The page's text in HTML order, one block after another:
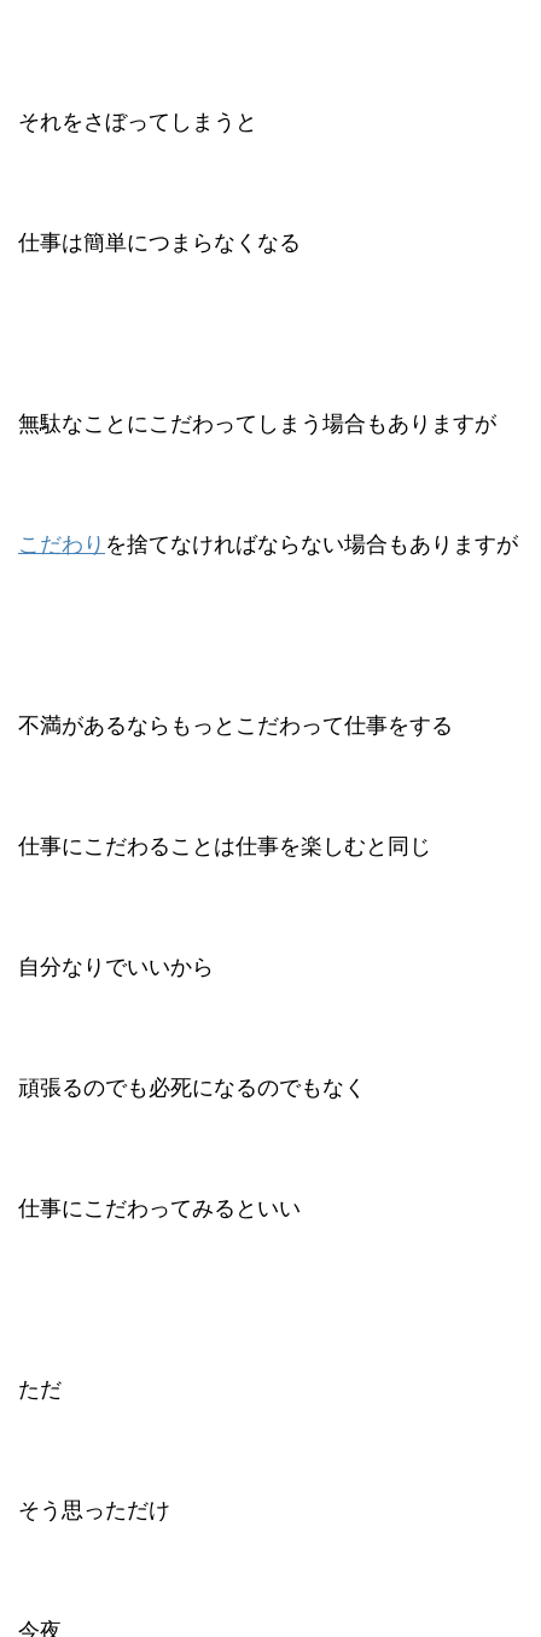
それをさぼってしまうと
仕事は簡単につまらなくなる
無駄なことにこだわってしまう場合もありますが
こだわり を捨てなければならない場合もありますが
不満があるならもっとこだわって仕事をする
仕事にこだわることは仕事を楽しむと同じ
自分なりでいいから
頑張るのでも必死になるのでもなく
仕事にこだわってみるといい
ただ
そう思っただけ
今夜